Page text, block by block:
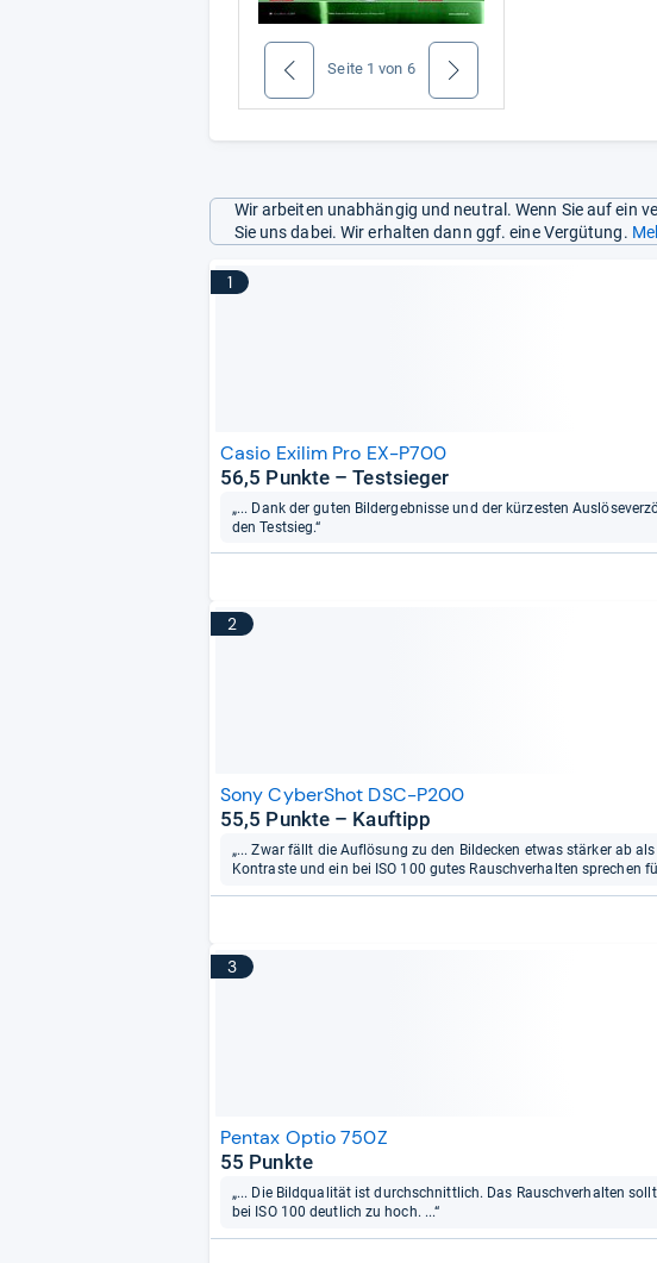
zurück Seite 1 von 6 weiter
Wir arbeiten unabhängig und neutral. Wenn Sie auf ein
Sie uns dabei. Wir erhalten dann ggf. eine Vergütung.
1
Casio Exilim Pro EX-P700
56,5 Punkte – Testsieger
„... Dank der guten Bildergebnisse und der kürzesten
den Testsieg.“
2
Sony CyberShot DSC-P200
55,5 Punkte – Kauftipp
„... Zwar fällt die Auflösung zu den Bildecken etwas stärker ab
Kontraste und ein bei ISO 100 gutes Rauschverhalten sprechen
3
Pentax Optio 750Z
55 Punkte
„... Die Bildqualität ist durchschnittlich. Das Rauschverhalten
bei ISO 100 deutlich zu hoch. ...“